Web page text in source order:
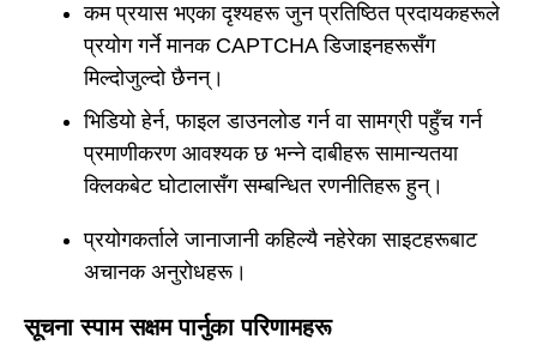
कम प्रयास भएका दृश्यहरू जुन प्रतिष्ठित प्रदायकहरूले
प्रयोग गर्ने मानक CAPTCHA डिजाइनहरूसँग
मिल्दोजुल्दो छैनन्।
भिडियो हेर्न, फाइल डाउनलोड गर्न वा सामग्री पहुँच गर्न
प्रमाणीकरण आवश्यक छ भन्ने दाबीहरू सामान्यतया
क्लिकबेट घोटालासँग सम्बन्धित रणनीतिहरू हुन्।
प्रयोगकर्ताले जानाजानी कहिल्यै नहेरेका साइटहरूबाट
अचानक अनुरोधहरू।
सूचना स्पाम सक्षम पार्नुका परिणामहरू